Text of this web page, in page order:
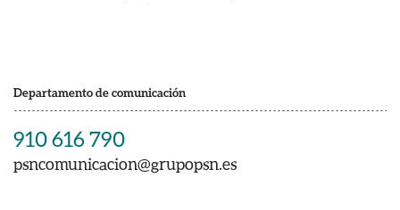
Departamento de comunicación
910 616 790
psncomunicacion@grupopsn.es